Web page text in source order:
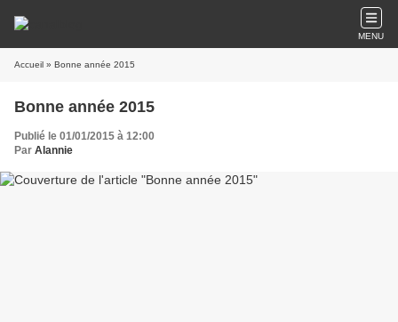
MENU
Accueil » Bonne année 2015
Bonne année 2015
Publié le 01/01/2015 à 12:00
Par Alannie